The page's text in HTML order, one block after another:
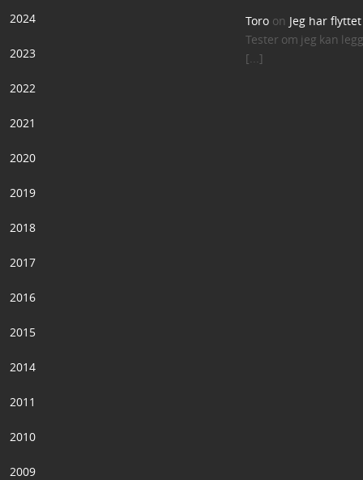
2024
2023
2022
2021
2020
2019
2018
2017
2016
2015
2014
2011
2010
2009
Toro on Jeg har
Tester om jeg kan
[...]